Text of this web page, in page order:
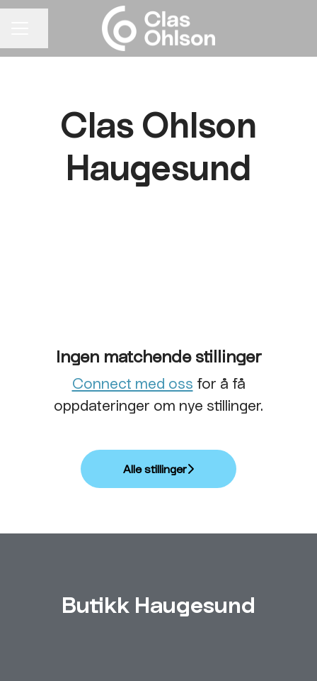
Clas Ohlson
Haugesund
Ingen matchende stillinger
Connect med oss for å få
oppdateringer om nye stillinger.
Alle stillinger
Butikk Haugesund